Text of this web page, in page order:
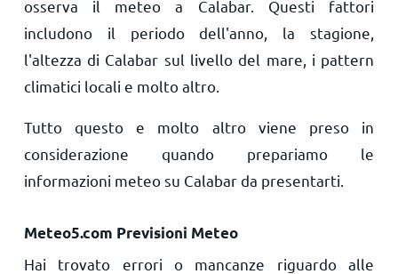
osserva il meteo a Calabar. Questi fattori
includono il periodo dell'anno, la stagione,
l'altezza di Calabar sul livello del mare, i pattern
climatici locali e molto altro.
Tutto questo e molto altro viene preso in
considerazione quando prepariamo le
informazioni meteo su Calabar da presentarti.
Meteo5.com Previsioni Meteo
Hai trovato errori o mancanze riguardo alle